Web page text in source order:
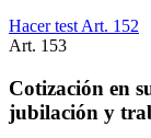
Hacer test Art. 152
Art. 153
Cotización en
jubilación y